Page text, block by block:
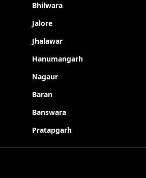
Bhilwara
Jalore
Jhalawar
Hanumangarh
Nagaur
Baran
Banswara
Pratapgarh